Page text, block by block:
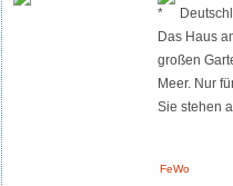
Das Haus
großen
Meer. Nur
Sie stehen
FeWo